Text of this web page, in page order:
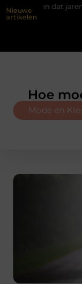
Nieuwe
artikelen
dat jarenlang
Hoe
Mode en